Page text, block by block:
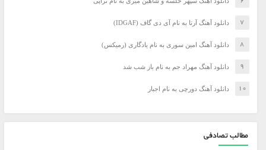
دانلود آهنگ آرتا به نام آی دی گاف (IDGAF)
دانلود آهنگ امین سوری به نام یادگاری (رمیکس)
دانلود آهنگ مهراد جم به نام باز شب شد
دانلود آهنگ دورچی به نام اجبار
مطالب تصادفی